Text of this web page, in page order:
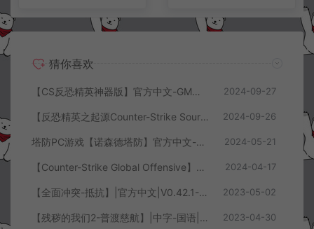
猜你喜欢
【CS反恐精英神器版】官方中文-GM指令-GM机器人-本地注册-全神器物品ID-解压即玩 2024-09-27
【反恐精英之起源Counter-Strike Source】GM机器人-解压即玩 2024-09-26
塔防PC游戏【诺森德塔防】官方中文-解压即玩 2024-05-21
【Counter-Strike Global Offensive】官方中文-解压即玩 2024-04-17
【全面冲突-抵抗】|官方中文|V0.42.1-英勇征程-不屈荣耀|解压即撸| 2023-05-02
【残秽的我们2-普渡慈航】|中字-国语|Build.11111979-支持手柄|解压即撸| 2023-04-30